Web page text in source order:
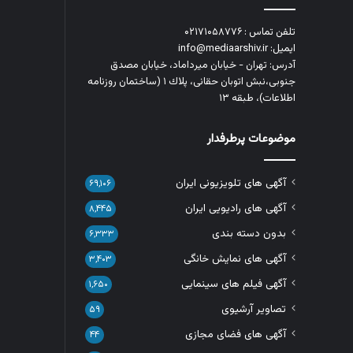
تلفن تماس : ۰۲۱۷۱۰۵۸۷۷۶
ایمیل: info@mediaarshiv.ir
آدرس: تهران - خیابان میرداماد، خیابان مصدق
جنوبی،نبش اتوبان حقانی، پلاك ١ (ساختمان روزنامه
اطلاعات)، طبقه ۱۳
موضوعات پرطرفدار
آگهی های تلویزیونی ایران ۶۹,۱۰۶
آگهی های رادیویی ایران ۸,۴۴۵
بدون دسته بندی ۶,۳۳۳
آگهی های نمایش خانگی ۳,۴۰۳
آگهی فیلم های سینمایی ۱,۶۵۰
تصاویر آرشیوی ۵۹
آگهی های فضای مجازی ۴۴